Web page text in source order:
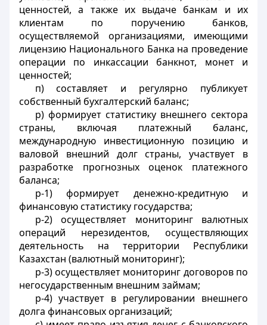
ценностей, а также их выдаче банкам и их
клиентам по поручению банков,
осуществляемой организациями, имеющими
лицензию Национального Банка на проведение
операции по инкассации банкнот, монет и
ценностей;
п) составляет и регулярно публикует
собственный бухгалтерский баланс;
р) формирует статистику внешнего сектора
страны, включая платежный баланс,
международную инвестиционную позицию и
валовой внешний долг страны, участвует в
разработке прогнозных оценок платежного
баланса;
р-1) формирует денежно-кредитную и
финансовую статистику государства;
р-2) осуществляет мониторинг валютных
операций нерезидентов, осуществляющих
деятельность на территории Республики
Казахстан (валютный мониторинг);
р-3) осуществляет мониторинг договоров по
негосударственным внешним займам;
р-4) участвует в регулировании внешнего
долга финансовых организаций;